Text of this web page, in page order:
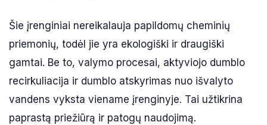
Šie įrenginiai nereikalauja papildomų cheminių
priemonių, todėl jie yra ekologiški ir draugiški
gamtai. Be to, valymo procesai, aktyviojo dumblo
recirkuliacija ir dumblo atskyrimas nuo išvalyto
vandens vyksta viename įrenginyje. Tai užtikrina
paprastą priežiūrą ir patogų naudojimą.